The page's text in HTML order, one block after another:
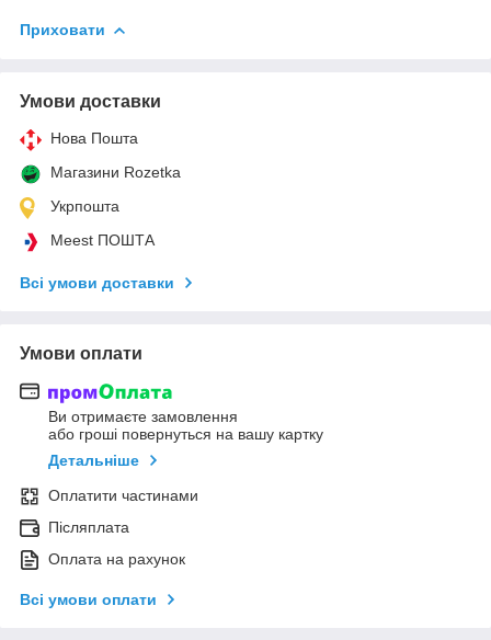
Приховати
Умови доставки
Нова Пошта
Магазини Rozetka
Укрпошта
Meest ПОШТА
Всі умови доставки
Умови оплати
Ви отримаєте замовлення
або гроші повернуться на вашу картку
Детальніше
Оплатити частинами
Післяплата
Оплата на рахунок
Всі умови оплати